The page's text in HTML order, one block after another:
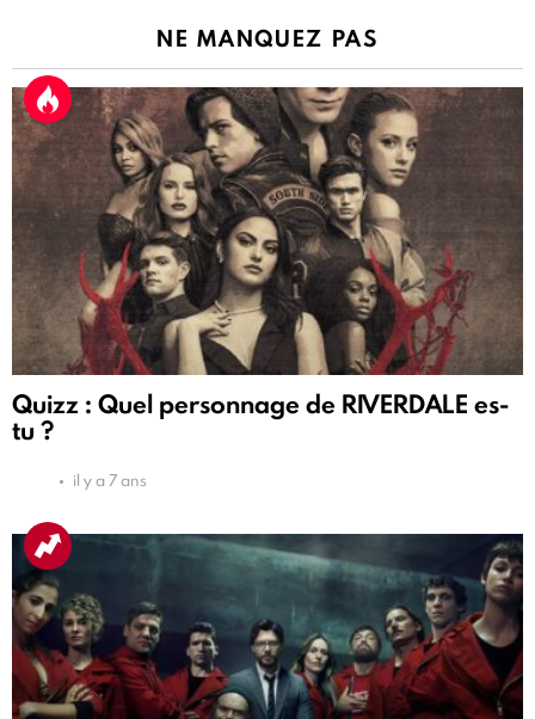
NE MANQUEZ PAS
Quizz : Quel personnage de RIVERDALE es-
tu ?
il y a 7 ans